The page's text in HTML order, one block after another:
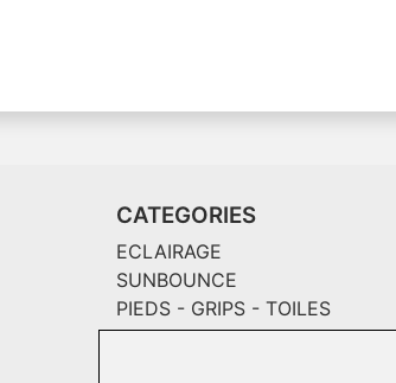
CATEGORIES
ECLAIRAGE
SUNBOUNCE
PIEDS - GRIPS - TOILES
MAGLINER CHARIOTS